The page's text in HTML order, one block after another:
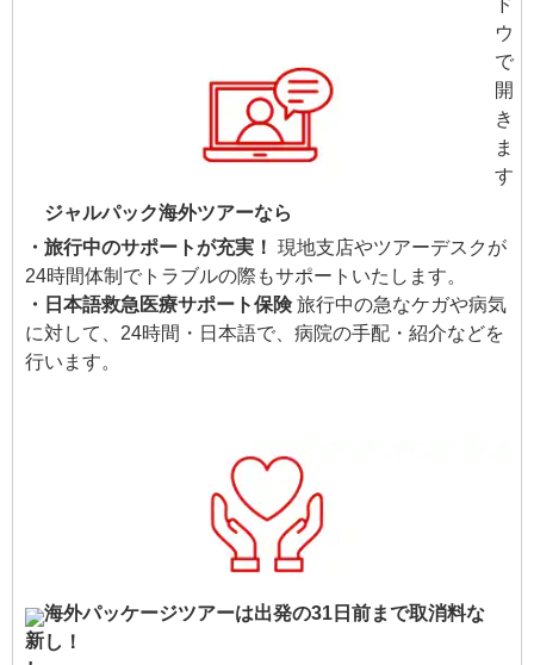
ジャルパック海外ツアーなら
・旅行中のサポートが充実！ 現地支店やツアーデスクが
24時間体制でトラブルの際もサポートいたします。
・日本語救急医療サポート保険旅行中の急なケガや病気
に対して、24時間・日本語で、病院の手配・紹介などを
行います。
海外パッケージツアーは出発の31日前まで取消料な
し！